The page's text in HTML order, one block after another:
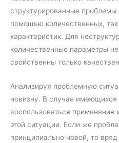
структурированные проблемы
помощью количественных,
характеристик. Для
количественные параметры
свойственны только
Анализируя проблемную
новизну. В случае имеющихся
воспользоваться
этой ситуации. Если же
принципиально новой, то